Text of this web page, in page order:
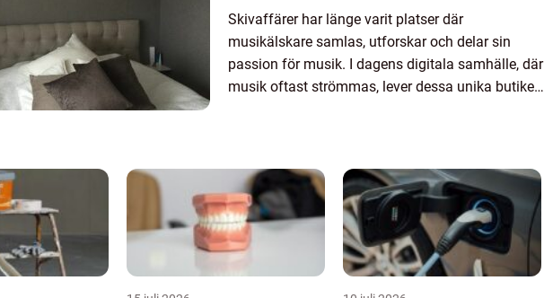
Skivaffärer har länge varit platser där
musikälskare samlas, utforskar och delar sin
passion för musik. I dagens digitala samhälle, där
musik oftast strömmas, lever dessa unika butiker